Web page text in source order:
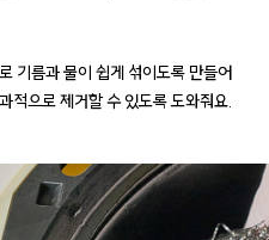
기름과 물이 쉽게 섞이도록 만들어
적으로 제거할 수 있도록 도와줘요.